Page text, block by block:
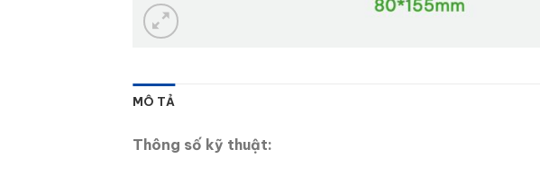
MÔ TẢ
Thông số kỹ thuật: